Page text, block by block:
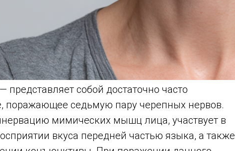
представляет собой достаточно часто
поражающее седьмую пару черепных нервов.
мимических мышц лица, участвует в
вкуса передней частью языка, а также